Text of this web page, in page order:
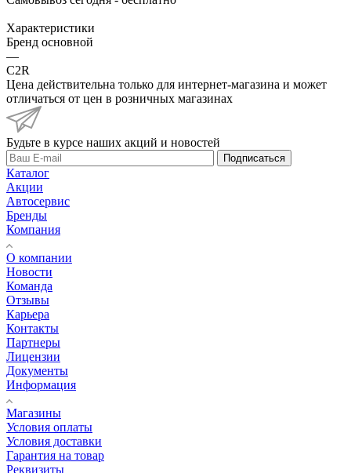
Характеристики
Бренд основной
—
C2R
Цена действительна только для интернет-магазина и может
отличаться от цен в розничных магазинах
Будьте в курсе наших акций и новостей
Подписаться
Каталог
Акции
Автосервис
Бренды
Компания
О компании
Новости
Команда
Отзывы
Карьера
Контакты
Партнеры
Лицензии
Документы
Информация
Магазины
Условия оплаты
Условия доставки
Гарантия на товар
Реквизиты